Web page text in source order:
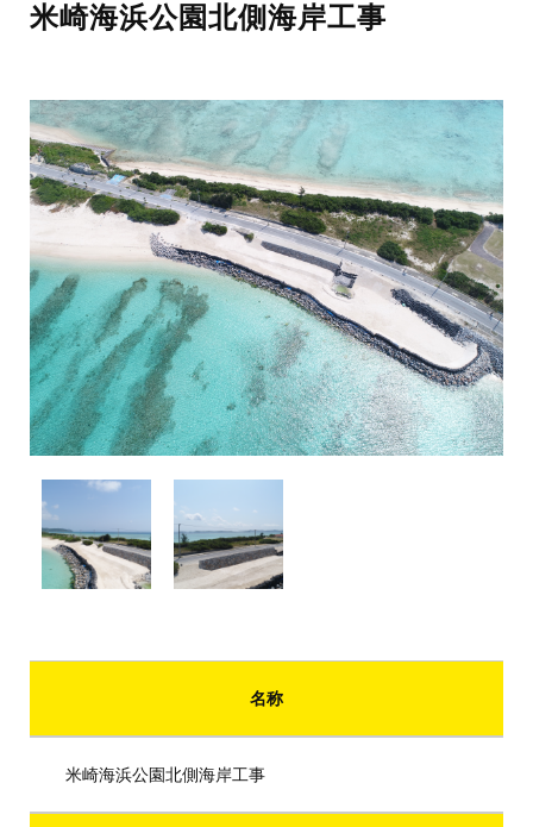
米崎海浜公園北側海岸工事
名称
米崎海浜公園北側海岸工事